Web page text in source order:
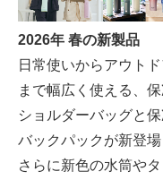
2026年 春の新製品
日常使いからアウト
まで幅広く使える、
ショルダーバッグと
バックパックが新登場
さらに新色の水筒や